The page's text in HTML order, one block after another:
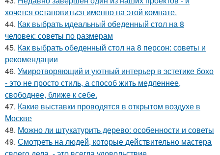
хочется остановиться именно на этой комнате.
44. Как выбрать идеальный обеденный стол на 8
человек: советы по размерам
45. Как выбрать обеденный стол на 8 персон: советы и
рекомендации
46. Умиротворяющий и уютный интерьер в эстетике бохо
- это не просто стиль, а способ жить медленнее,
свободнее, ближе к себе.
47. Какие выставки проводятся в открытом воздухе в
Москве
48. Можно ли штукатурить дерево: особенности и советы
49. Смотреть на людей, которые действительно мастера